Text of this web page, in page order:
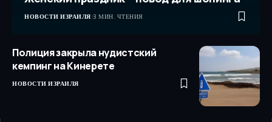
НОВОСТИ ИЗРАИЛЯ 3 МИН. ЧТЕНИЯ
Полиция закрыла нудистский
кемпинг на Кинерете
НОВОСТИ ИЗРАИЛЯ